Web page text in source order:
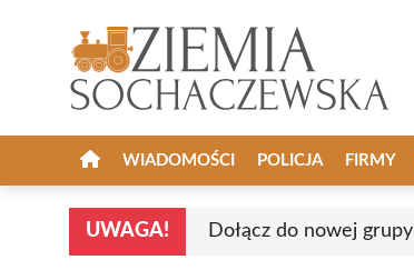
WIADOMOŚCI POLICJA FIRMY
UWAGA! Dołącz do nowej grupy